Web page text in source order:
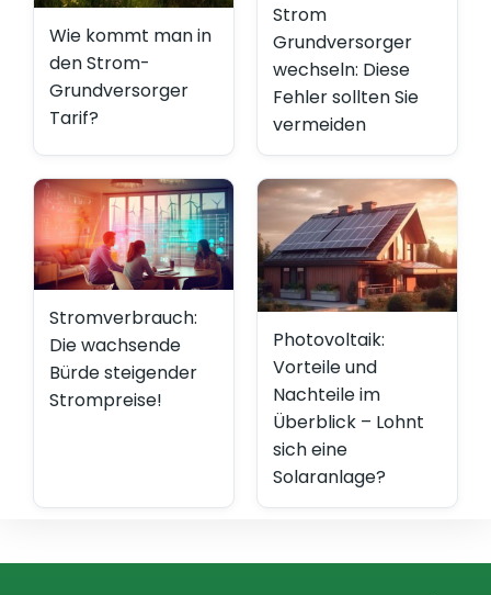
Wie kommt man in
den Strom-
Grundversorger
Tarif?
Strom
Grundversorger
wechseln: Diese
Fehler sollten Sie
vermeiden
Stromverbrauch:
Die wachsende
Bürde steigender
Strompreise!
Photovoltaik:
Vorteile und
Nachteile im
Überblick – Lohnt
sich eine
Solaranlage?